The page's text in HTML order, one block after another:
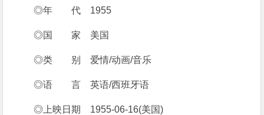
◎年 代 1955
◎国 家 美国
◎类 别 爱情/动画/音乐
◎语 言 英语/西班牙语
◎上映日期 1955-06-16(美国)